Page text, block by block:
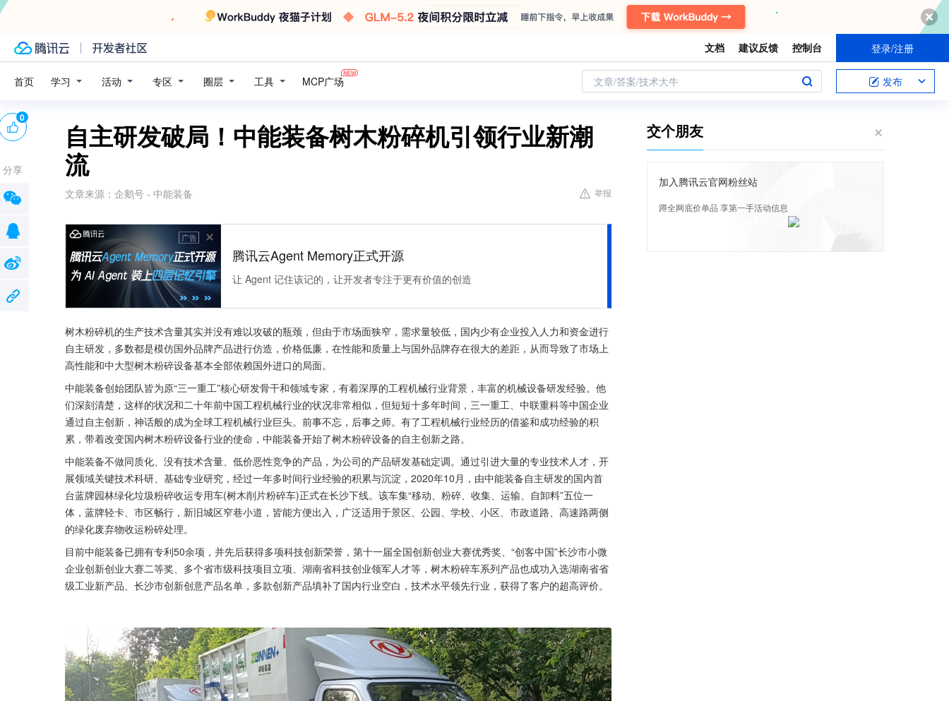
文档 建议反馈 控制台 登录/注册
首页 学习 活动 专区 圈层 工具 MCP广场 文章/答案/技术大牛 发布
自主研发破局！中能装备树木粉碎机引领行业新潮
流
文章来源： 企鹅号 - 中能装备 举报
广告
腾讯云Agent Memory正式开源
让 Agent 记住该记的，让开发者专注于更有价值的创造
树木粉碎机的生产技术含量其实并没有难以攻破的瓶颈，但由于市场面狭窄，需求量较低，国内少有企业投入人力和资金进行
自主研发，多数都是模仿国外品牌产品进行仿造，价格低廉，在性能和质量上与国外品牌存在很大的差距，从而导致了市场上
高性能和中大型树木粉碎设备基本全部依赖国外进口的局面。
中能装备创始团队皆为原“三一重工”核心研发骨干和领域专家，有着深厚的工程机械行业背景，丰富的机械设备研发经验。他
们深刻清楚，这样的状况和二十年前中国工程机械行业的状况非常相似，但短短十多年时间，三一重工、中联重科等中国企业
通过自主创新，神话般的成为全球工程机械行业巨头。前事不忘，后事之师。有了工程机械行业经历的借鉴和成功经验的积
累，带着改变国内树木粉碎设备行业的使命，中能装备开始了树木粉碎设备的自主创新之路。
中能装备不做同质化、没有技术含量、低价恶性竞争的产品，为公司的产品研发基础定调。通过引进大量的专业技术人才，开
展领域关键技术科研、基础专业研究，经过一年多时间行业经验的积累与沉淀，2020年10月，由中能装备自主研发的国内首
台蓝牌园林绿化垃圾粉碎收运专用车(树木削片粉碎车)正式在长沙下线。该车集“移动、粉碎、收集、运输、自卸料”五位一
体，蓝牌轻卡、市区畅行，新旧城区窄巷小道，皆能方便出入，广泛适用于景区、公园、学校、小区、市政道路、高速路两侧
的绿化废弃物收运粉碎处理。
目前中能装备已拥有专利50余项，并先后获得多项科技创新荣誉，第十一届全国创新创业大赛优秀奖、“创客中国”长沙市小微
企业创新创业大赛二等奖、多个省市级科技项目立项、湖南省科技创业领军人才等，树木粉碎车系列产品也成功入选湖南省省
级工业新产品、长沙市创新创意产品名单，多款创新产品填补了国内行业空白，技术水平领先行业，获得了客户的超高评价。
0
分享
交个朋友
加入腾讯云官网粉丝站
蹲全网底价单品 享第一手活动信息